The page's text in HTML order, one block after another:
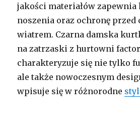
jakości materiałów
noszenia oraz ochronę przed
wiatrem. Czarna damska
na zatrzaski z hurtowni
charakteryzuje się nie tylko
ale także nowoczesnym
wpisuje się w różnorodne